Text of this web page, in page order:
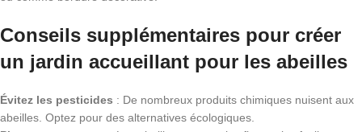
Conseils supplémentaires pour créer
un jardin accueillant pour les abeilles
Évitez les pesticides : De nombreux produits chimiques nuisent aux
abeilles. Optez pour des alternatives écologiques.